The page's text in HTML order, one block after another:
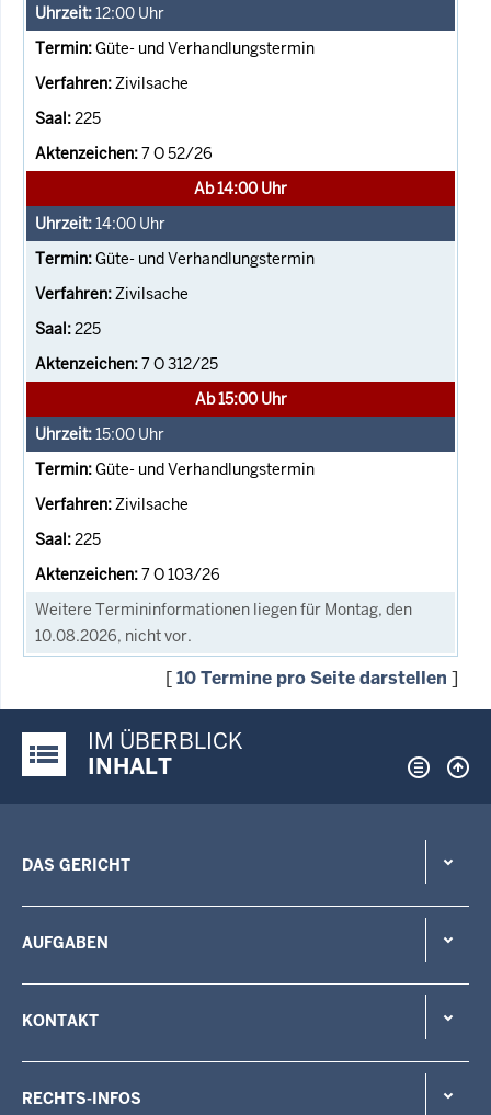
12:00 Uhr
Güte- und Verhandlungstermin
Zivilsache
225
7 O 52/26
Ab 14:00 Uhr
14:00 Uhr
Güte- und Verhandlungstermin
Zivilsache
225
7 O 312/25
Ab 15:00 Uhr
15:00 Uhr
Güte- und Verhandlungstermin
Zivilsache
225
7 O 103/26
Weitere Termininformationen liegen für Montag, den
10.08.2026, nicht vor.
[10 Termine pro Seite darstellen ]
Justiz-Portal im Überblick:
IM ÜBERBLICK
INHALT
DAS GERICHT
AUFGABEN
KONTAKT
RECHTS-INFOS